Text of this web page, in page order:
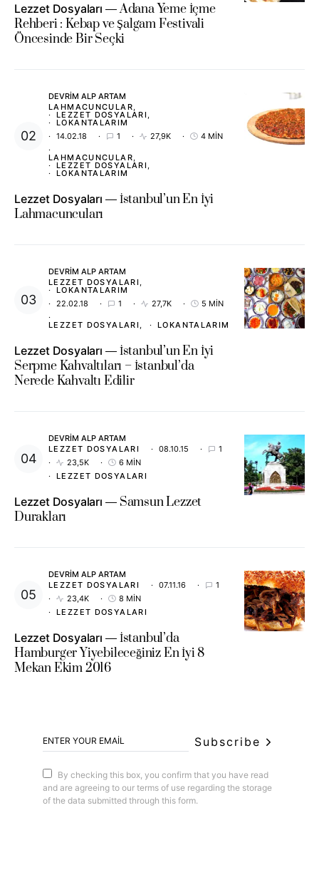
Lezzet Dosyaları
Adana Yeme İçme
Rehberi : Kebap ve Şalgam Festivali
Öncesinde Bir Seçki
DEVRIM ALP ARTAM
LAHMACUNCULAR
LEZZET DOSYALARI
LOKANTALARIM
14.02.18
1 27,9K 4 MIN
LAHMACUNCULAR
LEZZET DOSYALARI
LOKANTALARIM
Lezzet Dosyaları
İstanbul’un En İyi
Lahmacuncuları
DEVRIM ALP ARTAM
LEZZET DOSYALARI
LOKANTALARIM
22.02.18
1 27,7K 5 MIN
LEZZET DOSYALARI LOKANTALARIM
Lezzet Dosyaları
İstanbul’un En İyi
Serpme Kahvaltıları – İstanbul’da
Nerede Kahvaltı Edilir
DEVRIM ALP ARTAM
LEZZET DOSYALARI
08.10.15
1
23,5K
6 MIN
LEZZET DOSYALARI
Lezzet Dosyaları
Samsun Lezzet
Durakları
DEVRIM ALP ARTAM
LEZZET DOSYALARI
07.11.16
1
23,4K
8 MIN
LEZZET DOSYALARI
Lezzet Dosyaları
İstanbul’da
Hamburger Yiyebileceğiniz En İyi 8
Mekan Ekim 2016
Subscribe
By checking this box, you confirm that you have read
and are agreeing to our terms of use regarding the storage
of the data submitted through this form.